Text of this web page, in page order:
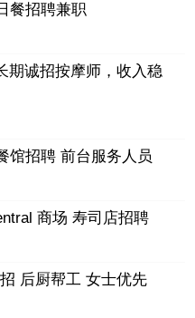
餐招聘兼职
期诚招按摩师，收入稳
馆招聘 前台服务人员
商场 寿司店招聘
后厨帮工 女士优先